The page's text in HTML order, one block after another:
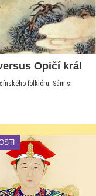
Opičí král
folklóru. Sám si